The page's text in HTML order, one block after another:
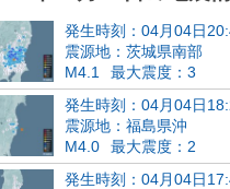
発生時刻：04月04日
震源地：茨城県南部
M4.1
最大震度：3
発生時刻：04月04日
震源地：福島県沖
M4.0
最大震度：2
発生時刻：04月04日